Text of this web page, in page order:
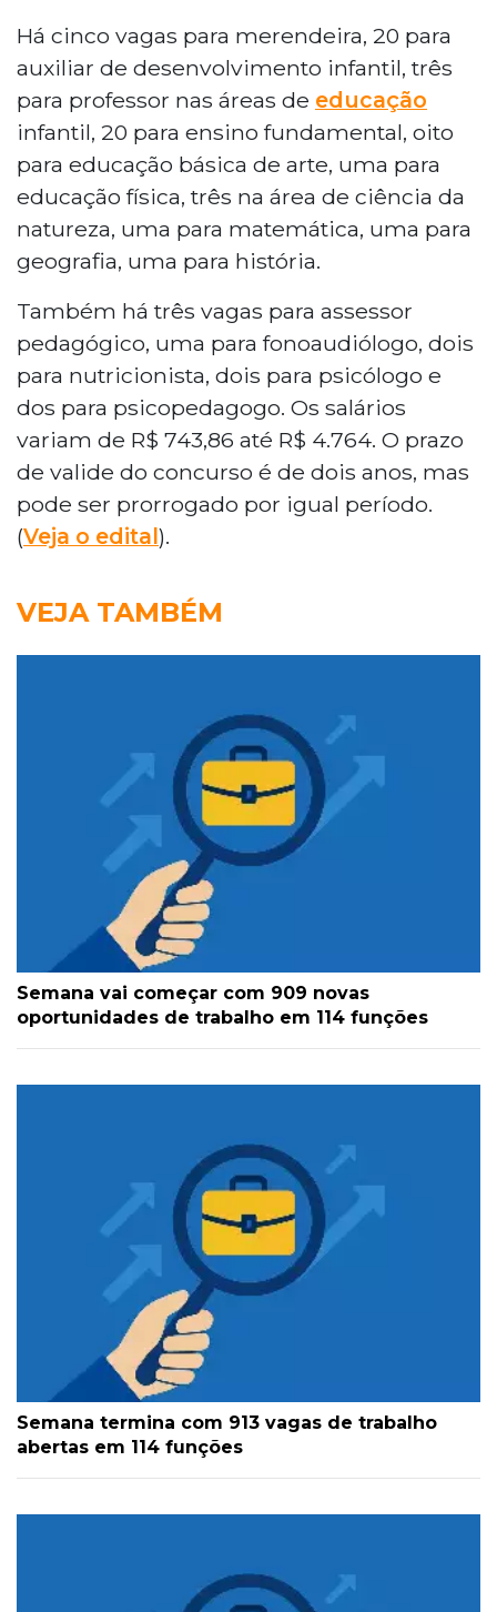
Há cinco vagas para merendeira, 20 para
auxiliar de desenvolvimento infantil, três
para professor nas áreas de educação
infantil, 20 para ensino fundamental, oito
para educação básica de arte, uma para
educação física, três na área de ciência da
natureza, uma para matemática, uma para
geografia, uma para história.
Também há três vagas para assessor
pedagógico, uma para fonoaudiólogo, dois
para nutricionista, dois para psicólogo e
dos para psicopedagogo. Os salários
variam de R$ 743,86 até R$ 4.764. O prazo
de valide do concurso é de dois anos, mas
pode ser prorrogado por igual período.
(Veja o edital).
VEJA TAMBÉM
Semana vai começar com 909 novas
oportunidades de trabalho em 114 funções
Semana termina com 913 vagas de trabalho
abertas em 114 funções